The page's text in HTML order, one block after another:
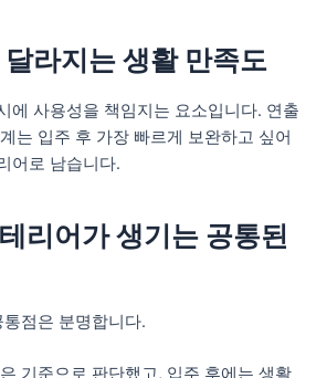
라지는 생활 만족도
에 사용성을 책임지는 요소입니다. 연출
는 입주 후 가장 빠르게 보완하고 싶어
어로 남습니다.
리어가 생기는 공통된
점은 분명합니다.
기준으로 판단했고, 입주 후에는 생활